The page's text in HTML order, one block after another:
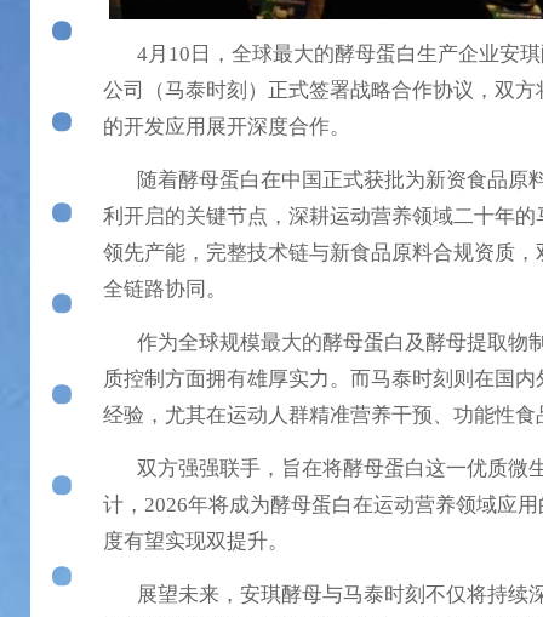
4月10日，全球最大的酵母蛋白生产企业安琪
公司（马泰时刻）正式签署战略合作协议，双
的开发应用展开深度合作。
随着酵母蛋白在中国正式获批为新资食品原
利开启的关键节点，深耕运动营养领域二十年
领先产能，完整技术链与新食品原料合规资质
全链路协同。
作为全球规模最大的酵母蛋白及酵母提取物
质控制方面拥有雄厚实力。而马泰时刻则在国
经验，尤其在运动人群精准营养干预、功能性
双方强强联手，旨在将酵母蛋白这一优质微
计，2026年将成为酵母蛋白在运动营养领域应
度有望实现双提升。
展望未来，安琪酵母与马泰时刻不仅将持续